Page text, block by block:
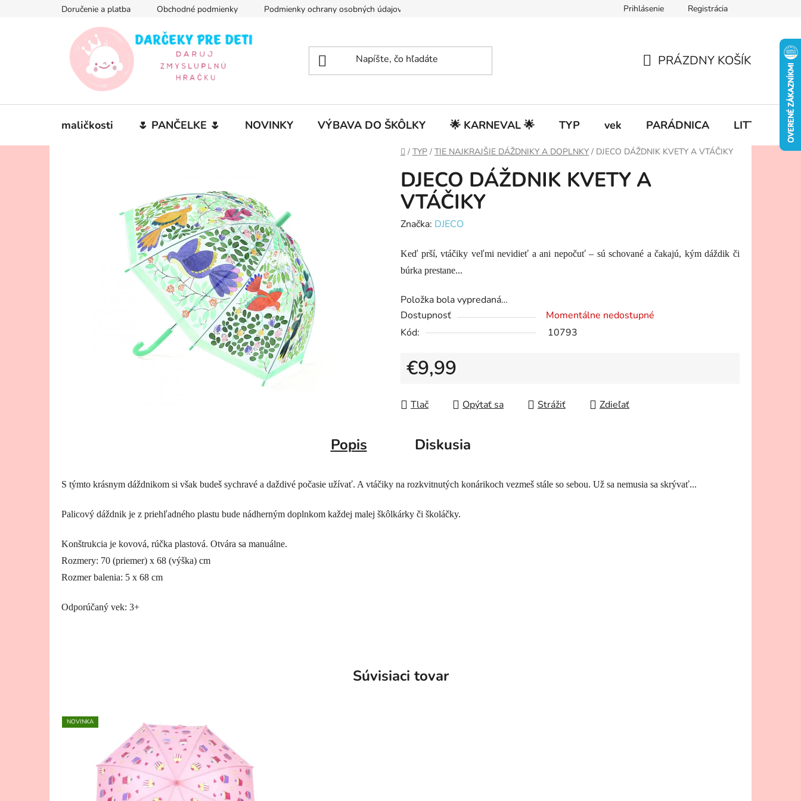
Doručenie a platba Obchodné podmienky Podmienky ochrany osobných údajov Prihlásenie Registrácia
KOŠÍK
PRÁZDNY KOŠÍK
maličkosti 🌷 PANČELKE 🌷 NOVINKY VÝBAVA DO ŠKÔLKY 🌟 KARNEVAL 🌟 TYP vek PARÁDNICA LITTLE
Domov
/ TYP / TIE NAJKRAJŠIE DÁŽDNIKY A DOPLNKY / DJECO DÁŽDNIK KVETY A VTÁČIKY
DJECO DÁŽDNIK KVETY A
VTÁČIKY
Značka: DJECO
Keď prší, vtáčiky veľmi nevidieť a ani nepočuť – sú schované a čakajú, kým dáždik či
búrka prestane...
Položka bola vypredaná…
Dostupnosť
Momentálne nedostupné
Kód:
10793
€9,99
Tlač
Opýtať sa Strážiť Zdieľať
Popis Diskusia
S týmto krásnym dáždnikom si však budeš sychravé a daždivé počasie užívať. A vtáčiky na rozkvitnutých konárikoch vezmeš stále so sebou. Už sa nemusia sa skrývať...
Palicový dáždnik je z priehľadného plastu bude nádherným doplnkom každej malej škôlkárky či školáčky.
Konštrukcia je kovová, rúčka plastová. Otvára sa manuálne.
Rozmery: 70 (priemer) x 68 (výška) cm
Rozmer balenia: 5 x 68 cm
Odporúčaný vek: 3+
Súvisiaci tovar
NOVINKA